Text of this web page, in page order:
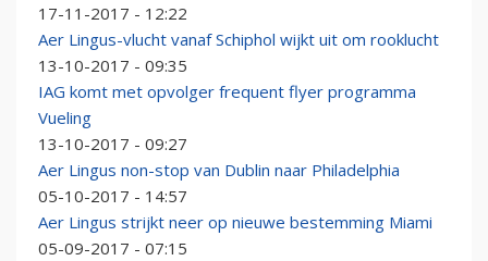
17-11-2017 - 12:22
Aer Lingus-vlucht vanaf Schiphol wijkt uit om rooklucht
13-10-2017 - 09:35
IAG komt met opvolger frequent flyer programma
Vueling
13-10-2017 - 09:27
Aer Lingus non-stop van Dublin naar Philadelphia
05-10-2017 - 14:57
Aer Lingus strijkt neer op nieuwe bestemming Miami
05-09-2017 - 07:15